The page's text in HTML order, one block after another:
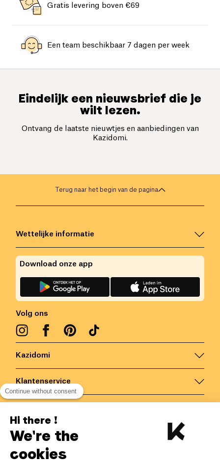
Gratis levering boven €69
Een team beschikbaar 7 dagen per week
Eindelijk een nieuwsbrief die je
wilt lezen.
Ontvang de laatste nieuwtjes en aanbiedingen van
Kazidomi.
Terug naar het begin van de pagina
Kazidomi
Klantenservice
Wettelijke informatie
Volg ons
Download onze app
België/ NL
Continue without consent
Hi there !
We're the
cookies